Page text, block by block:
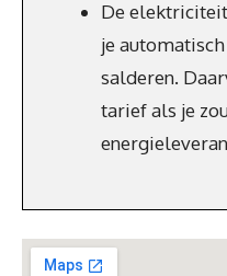
De
je
salderen.
tarief als je